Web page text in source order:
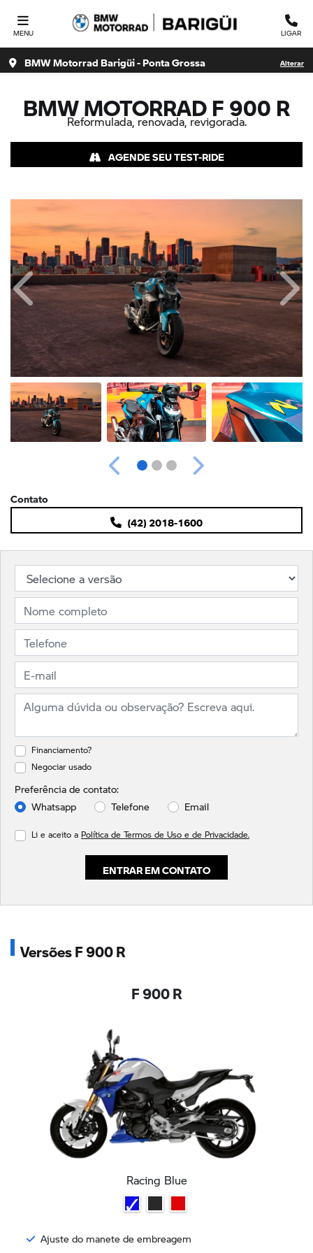
MENU LIGAR
BMW Motorrad Barigüi - Ponta Grossa Alterar
BMW MOTORRADF 900 R
Reformulada, renovada, revigorada.
AGENDE SEU TEST-RIDE
Financiamento?
Negociar usado
Preferência de contato:
Whatsapp
Telefone Email
Li e aceito a Política de Termos de Uso e de Privacidade.
ENTRAR EM CONTATO
Anterior
Anterior Próximo
Contato
(42) 2018-1600
Versões F 900 R
F 900 R
Racing Blue
Ajuste do manete de embreagem